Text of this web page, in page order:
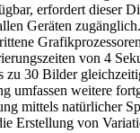
erfordert dieser
Geräten
von 4
30 Bilder
umfassen weitere
mittels natürlicher
Erstellung von